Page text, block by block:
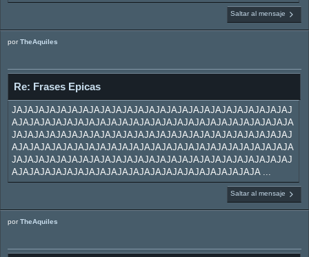
Saltar al mensaje
porTheAquiles
Re: Frases Epicas
JAJAJAJAJAJAJAJAJAJAJAJAJAJAJAJAJAJAJAJAJAJAJAJAJAJ
AJAJAJAJAJAJAJAJAJAJAJAJAJAJAJAJAJAJAJAJAJAJAJAJAJA
JAJAJAJAJAJAJAJAJAJAJAJAJAJAJAJAJAJAJAJAJAJAJAJAJAJ
AJAJAJAJAJAJAJAJAJAJAJAJAJAJAJAJAJAJAJAJAJAJAJAJAJA
JAJAJAJAJAJAJAJAJAJAJAJAJAJAJAJAJAJAJAJAJAJAJAJAJAJ
AJAJAJAJAJAJAJAJAJAJAJAJAJAJAJAJAJAJAJAJAJAJA ...
Saltar al mensaje
porTheAquiles